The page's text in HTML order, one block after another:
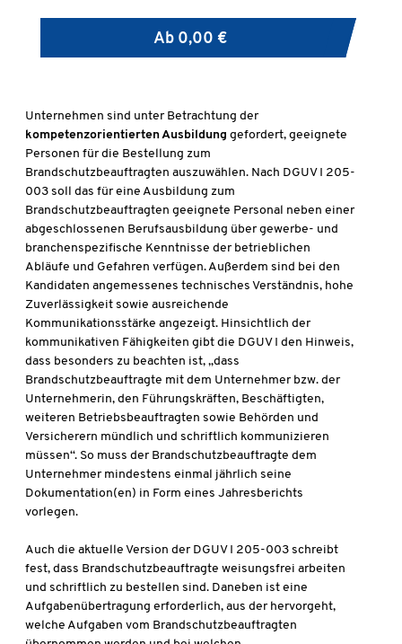
Ab 0,00 €
Unternehmen sind unter Betrachtung der
kompetenzorientierten Ausbildung gefordert, geeignete
Personen für die Bestellung zum
Brandschutzbeauftragten auszuwählen. Nach DGUV I 205-
003 soll das für eine Ausbildung zum
Brandschutzbeauftragten geeignete Personal neben einer
abgeschlossenen Berufsausbildung über gewerbe- und
branchenspezifische Kenntnisse der betrieblichen
Abläufe und Gefahren verfügen. Außerdem sind bei den
Kandidaten angemessenes technisches Verständnis, hohe
Zuverlässigkeit sowie ausreichende
Kommunikationsstärke angezeigt. Hinsichtlich der
kommunikativen Fähigkeiten gibt die DGUV I den Hinweis,
dass besonders zu beachten ist, „dass
Brandschutzbeauftragte mit dem Unternehmer bzw. der
Unternehmerin, den Führungskräften, Beschäftigten,
weiteren Betriebsbeauftragten sowie Behörden und
Versicherern mündlich und schriftlich kommunizieren
müssen“. So muss der Brandschutzbeauftragte dem
Unternehmer mindestens einmal jährlich seine
Dokumentation(en) in Form eines Jahresberichts
vorlegen.
Auch die aktuelle Version der DGUV I 205-003 schreibt
fest, dass Brandschutzbeauftragte weisungsfrei arbeiten
und schriftlich zu bestellen sind. Daneben ist eine
Aufgabenübertragung erforderlich, aus der hervorgeht,
welche Aufgaben vom Brandschutzbeauftragten